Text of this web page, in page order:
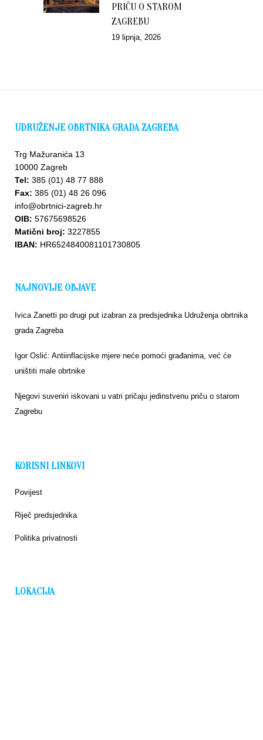
PRIČU O STAROM
ZAGREBU
19 lipnja, 2026
UDRUŽENJE OBRTNIKA GRADA ZAGREBA
Trg Mažuranića 13
10000 Zagreb
Tel: 385 (01) 48 77 888
Fax: 385 (01) 48 26 096
info@obrtnici-zagreb.hr
OIB: 57675698526
Matični broj: 3227855
IBAN: HR6524840081101730805
NAJNOVIJE OBJAVE
Ivica Zanetti po drugi put izabran za predsjednika Udruženja obrtnika
grada Zagreba
Igor Oslić: Antiinflacijske mjere neće pomoći građanima, već će
uništiti male obrtnike
Njegovi suveniri iskovani u vatri pričaju jedinstvenu priču o starom
Zagrebu
KORISNI LINKOVI
Povijest
Riječ predsjednika
Politika privatnosti
LOKACIJA